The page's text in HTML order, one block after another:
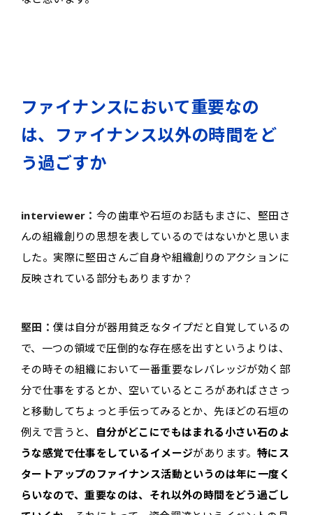
ファイナンスにおいて重要なの
は、ファイナンス以外の時間をど
う過ごすか
interviewer： 今の歯車や石垣のお話もまさに、堅田さ
んの組織創りの思想を表しているのではないかと思いま
した。実際に堅田さんご自身や組織創りのアクションに
反映されている部分もありますか？
堅田：僕は自分が器用貧乏なタイプだと自覚しているの
で、一つの領域で圧倒的な存在感を出すというよりは、
その時その組織において一番重要なレバレッジが効く部
分で仕事をするとか、空いているところがあればささっ
と移動してちょっと手伝ってみるとか、先ほどの石垣の
例えで言うと、
自分がどこにでもはまれる小さい石のよ
うな感覚で仕事をしているイメージがあります。 特にス
タートアップのファイナンス活動というのは年に一度く
らいなので、重要なのは、それ以外の時間をどう過ごし